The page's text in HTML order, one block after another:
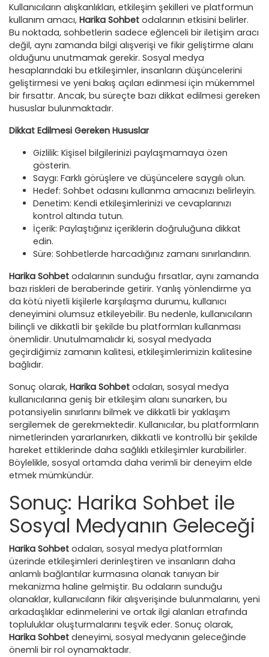
Kullanıcıların alışkanlıkları, etkileşim şekilleri ve platformun
kullanım amacı, Harika Sohbet odalarının etkisini belirler.
Bu noktada, sohbetlerin sadece eğlenceli bir iletişim aracı
değil, aynı zamanda bilgi alışverişi ve fikir geliştirme alanı
olduğunu unutmamak gerekir. Sosyal medya
hesaplarındaki bu etkileşimler, insanların düşüncelerini
geliştirmesi ve yeni bakış açıları edinmesi için mükemmel
bir fırsattır. Ancak, bu süreçte bazı dikkat edilmesi gereken
hususlar bulunmaktadır.
Dikkat Edilmesi Gereken Hususlar
Gizlilik: Kişisel bilgilerinizi paylaşmamaya özen
gösterin.
Saygı: Farklı görüşlere ve düşüncelere saygılı olun.
Hedef: Sohbet odasını kullanma amacınızı belirleyin.
Denetim: Kendi etkileşimlerinizi ve cevaplarınızı
kontrol altında tutun.
İçerik: Paylaştığınız içeriklerin doğruluğuna dikkat
edin.
Süre: Sohbetlerde harcadığınız zamanı sınırlandırın.
Harika Sohbet odalarının sunduğu fırsatlar, aynı zamanda
bazı riskleri de beraberinde getirir. Yanlış yönlendirme ya
da kötü niyetli kişilerle karşılaşma durumu, kullanıcı
deneyimini olumsuz etkileyebilir. Bu nedenle, kullanıcıların
bilinçli ve dikkatli bir şekilde bu platformları kullanması
önemlidir. Unutulmamalıdır ki, sosyal medyada
geçirdiğimiz zamanın kalitesi, etkileşimlerimizin kalitesine
bağlıdır.
Sonuç olarak, Harika Sohbet odaları, sosyal medya
kullanıcılarına geniş bir etkileşim alanı sunarken, bu
potansiyelin sınırlarını bilmek ve dikkatli bir yaklaşım
sergilemek de gerekmektedir. Kullanıcılar, bu platformların
nimetlerinden yararlanırken, dikkatli ve kontrollü bir şekilde
hareket ettiklerinde daha sağlıklı etkileşimler kurabilirler.
Böylelikle, sosyal ortamda daha verimli bir deneyim elde
etmek mümkündür.
Sonuç: Harika Sohbet ile
Sosyal Medyanın Geleceği
Harika Sohbet odaları, sosyal medya platformları
üzerinde etkileşimleri derinleştiren ve insanların daha
anlamlı bağlantılar kurmasına olanak tanıyan bir
mekanizma haline gelmiştir. Bu odaların sunduğu
olanaklar, kullanıcıların fikir alışverişinde bulunmalarını, yeni
arkadaşlıklar edinmelerini ve ortak ilgi alanları etrafında
topluluklar oluşturmalarını teşvik eder. Sonuç olarak,
Harika Sohbet deneyimi, sosyal medyanın geleceğinde
önemli bir rol oynamaktadır.